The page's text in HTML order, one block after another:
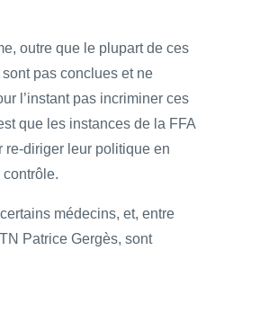
outre que le plupart de ces
pas conclues et ne
l’instant pas incriminer ces
que les instances de la FFA
re-diriger leur politique en
contrôle.
médecins, et, entre
Patrice Gergès, sont